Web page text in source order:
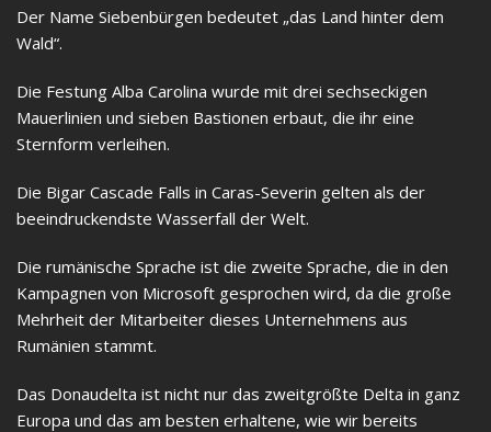
Der Name Siebenbürgen bedeutet „das Land hinter dem
Wald“.
Die Festung Alba Carolina wurde mit drei sechseckigen
Mauerlinien und sieben Bastionen erbaut, die ihr eine
Sternform verleihen.
Die Bigar Cascade Falls in Caras-Severin gelten als der
beeindruckendste Wasserfall der Welt.
Die rumänische Sprache ist die zweite Sprache, die in den
Kampagnen von Microsoft gesprochen wird, da die große
Mehrheit der Mitarbeiter dieses Unternehmens aus
Rumänien stammt.
Das Donaudelta ist nicht nur das zweitgrößte Delta in ganz
Europa und das am besten erhaltene, wie wir bereits